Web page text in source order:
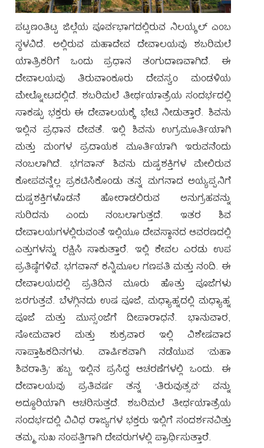
Main
navigation
🏠
ಕುರಿತು
ಪೂಜಾ
ಹೇಗೆ
ತಲಪಬಹುದು
ತೀರ್ಥಯಾತ್ರೆಯ
ಸೌಕರ್ಯಗಳು
ಓನ್
ಲೈನ್
ಬುಕ್ಕಿಂಗ್
ಸಹಾಯವಾಣಿ
ಗ್ಯಾಲರಿ
ಪಟ್ಟಣಂತಿಟ್ಟ ಜಿಲ್ಲೆಯ ಪೂರ್ವಭಾಗದಲ್ಲಿರುವ ನಿಲಯ್ಕಲ್ ಎಂಬ
ಸ್ಥಳವಿದೆ. ಅಲ್ಲಿರುವ ಮಹಾದೇವ ದೇವಾಲಯವು ಶಬರಿಮಲೆ
ಯಾತ್ರಿಕರಿಗೆ ಒಂದು ಪ್ರಧಾನ ತಂಗುದಾಣವಾಗಿದೆ. ಈ
ದೇವಾಲಯವು ತಿರುವಾಂಕೂರು ದೇವಸ್ವಂ ಮಂಡಳಿಯ
ಮೇಲ್ನೋಟದಲ್ಲಿದೆ. ಶಬರಿಮಲೆ ತೀರ್ಥಯಾತ್ರೆಯ ಸಂದರ್ಭದಲ್ಲಿ
ಸಾಕಷ್ಟು ಭಕ್ತರು ಈ ದೇವಾಲಯಕ್ಕೆ ಭೇಟಿ ನೀಡುತ್ತಾರೆ. ಶಿವನು
ಇಲ್ಲಿನ ಪ್ರಧಾನ ದೇವತೆ. ಇಲ್ಲಿ ಶಿವನು ಉಗ್ರಮೂರ್ತಿಯಾಗಿ
ಮತ್ತು ಮಂಗಳ ಪ್ರದಾಯಕ ಮೂರ್ತಿಯಾಗಿ ಇರುವನೆಂದು
ನಂಬಲಾಗಿದೆ. ಭಗವಾನ್ ಶಿವನು ದುಷ್ಟಶಕ್ತಿಗಳ ಮೇಲಿರುವ
ಕೋಪವನ್ನೆಲ್ಲ ಪ್ರಕಟಿಸಿಕೊಂಡು ತನ್ನ ಮಗನಾದ ಅಯ್ಯಪ್ಪನಿಗೆ
ದುಷ್ಟಶಕ್ತಿಗಳೊಡನೆ ಹೋರಾಡಲಿರುವ ಅನುಗ್ರಹವನ್ನು
ಸುರಿದನು ಎಂದು ನಂಬಲಾಗುತ್ತದೆ. ಇತರ ಶಿವ
ದೇವಾಲಯಗಳಲ್ಲಿರುವಂತೆ ಇಲ್ಲಿಯೂ ದೇವಸ್ಥಾನದ ಆವರಣದಲ್ಲಿ
ಎತ್ತುಗಳನ್ನು ರಕ್ಷಿಸಿ ಸಾಕುತ್ತಾರೆ. ಇಲ್ಲಿ ಕೇವಲ ಎರಡು ಉಪ
ಪ್ರತಿಷ್ಠೆಗಳಿವೆ. ಭಗವಾನ್ ಕನ್ನಿಮೂಲ ಗಣಪತಿ ಮತ್ತು ನಂದಿ. ಈ
ದೇವಾಲಯದಲ್ಲಿ ಪ್ರತಿದಿನ ಮೂರು ಹೊತ್ತು ಪೂಜೆಗಳು
ಜರಗುತ್ತವೆ. ಬೆಳಗ್ಗಿನದು ಉಷ ಪೂಜೆ, ಮಧ್ಯಾಹ್ನದಲ್ಲಿ ಮಧ್ಯಾಹ್ನ
ಪೂಜೆ ಮತ್ತು ಮುಸ್ಸಂಜೆಗೆ ದೀಪಾರಾಧನೆ. ಭಾನುವಾರ,
ಸೋಮವಾರ ಮತ್ತು ಶುಕ್ರವಾರ ಇಲ್ಲಿ ವಿಶೇಷವಾದ
ಸಾಪ್ತಾಹಿಕದಿನಗಳು. ವಾರ್ಷಿಕವಾಗಿ ನಡೆಯುವ ‘ಮಹಾ
ಶಿವರಾತ್ರಿ’ ಹಬ್ಬ ಇಲ್ಲಿನ ಪ್ರಸಿದ್ಧ ಆಚರಣೆಗಳಲ್ಲಿ ಒಂದು. ಈ
ದೇವಾಲಯವು ಪ್ರತಿವರ್ಷ ತನ್ನ ‘ತಿರುವುತ್ಸವ’ ವನ್ನು
ಅದ್ದೂರಿಯಾಗಿ ಆಚರಿಸುತ್ತದೆ. ಶಬರಿಮಲೆ ತೀರ್ಥಯಾತ್ರೆಯ
ಸಂದರ್ಭದಲ್ಲಿ ವಿವಿಧ ರಾಜ್ಯಗಳ ಭಕ್ತರು ಇಲ್ಲಿಗೆ ಸಂದರ್ಶನವಿತ್ತು
ತಮ್ಮ ಸುಖ ಸಂಪತ್ತಿಗಾಗಿ ದೇವರುಗಳಲ್ಲಿ ಪ್ರಾರ್ಥಿಸುತ್ತಾರೆ.